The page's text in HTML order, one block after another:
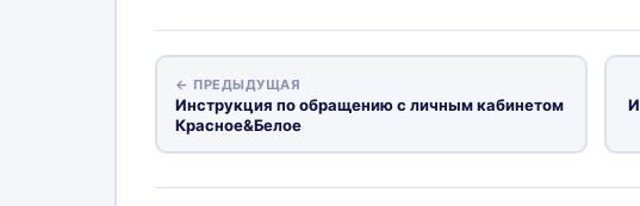
← ПРЕДЫДУЩАЯ
Инструкция по обращению с личным кабинетом
Красное&Белое